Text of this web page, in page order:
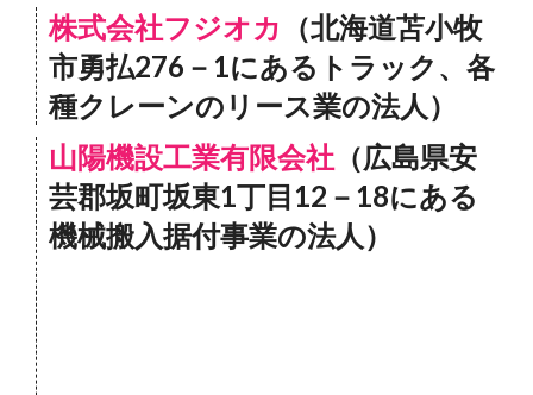
株式会社フジオカ
（北海道苫小牧
市勇払276－1にあるトラック、各
種クレーンのリース業の法人）
山陽機設工業有限会社 （広島県安
芸郡坂町坂東1丁目12－18にある
機械搬入据付事業の法人）